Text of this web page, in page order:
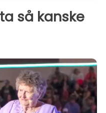
så kanske